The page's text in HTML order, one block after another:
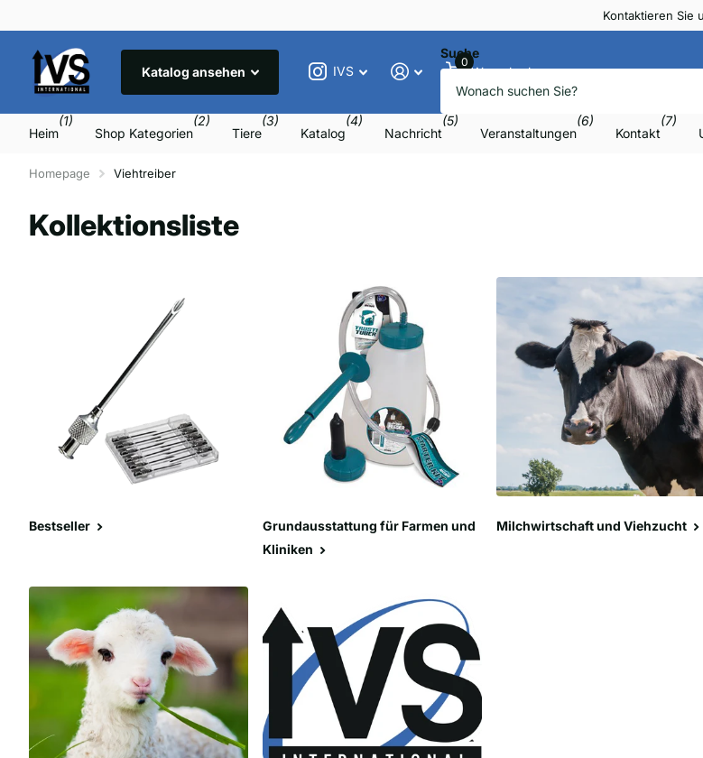
Kontaktieren Sie
Katalog ansehen
Suche
IVS
0
Warenkorb
Heim
(1)
Shop Kategorien
(2)
Tiere
(3)
Katalog
(4)
Nachricht
(5)
Veranstaltungen
(6)
Kontakt
(7)
Homepage Viehtreiber
Kollektionsliste
Bestseller
Grundausstattung für Farmen und
Kliniken
Milchwirtschaft und Viehzucht